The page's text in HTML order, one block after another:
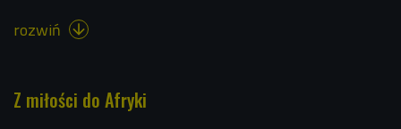
rozwiń 
Z miłości do Afryki